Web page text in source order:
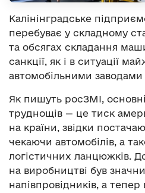
Калінінградське
перебуває у складному
та обсягах складання
санкції, як і в ситуації
автомобільними
Як пишуть росЗМІ,
труднощів — це тиск
на країни, звідки
чекаючи автомобілів, а
логістичних ланцюжків.
на виробництві був
напівпровідників, а